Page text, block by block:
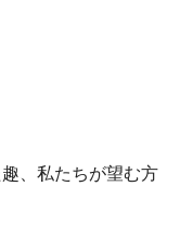
、私たちが望む方